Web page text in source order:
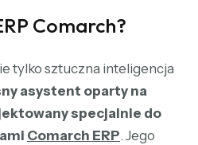
Comarch?
tylkosztuczna inteligencja
asystent oparty na
specjalnie do
Comarch ERP. Jego